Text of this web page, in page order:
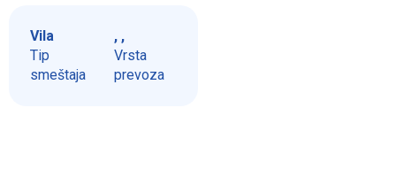
Vila
Tip
smeštaja
, ,
Vrsta
prevoza